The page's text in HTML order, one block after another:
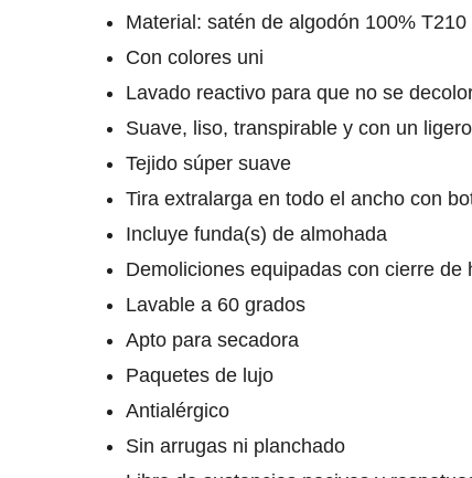
Material: satén de algodón 100% T210
Con colores uni
Lavado reactivo para que no se
Suave, liso, transpirable y con un
Tejido súper suave
Tira extralarga en todo el ancho con
Incluye funda(s) de almohada
Demoliciones equipadas con cierre de
Lavable a 60 grados
Apto para secadora
Paquetes de lujo
Antialérgico
Sin arrugas ni planchado